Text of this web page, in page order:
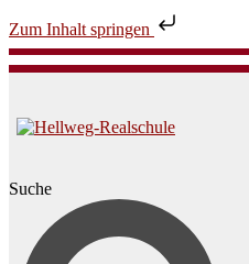
Zum Inhalt springen
Suche